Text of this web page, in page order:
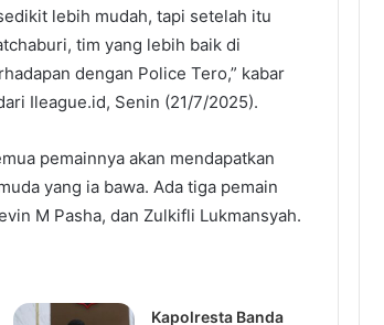
lebih mudah, tapi setelah itu
tim yang lebih baik di
dengan Police Tero,” kabar
Ileague.id, Senin (21/7/2025).
pemainnya akan mendapatkan
yang ia bawa. Ada tiga pemain
M Pasha, dan Zulkifli Lukmansyah.
Kapolresta Banda